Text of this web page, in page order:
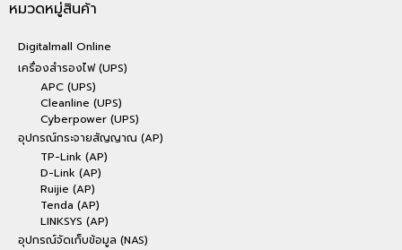
หมวดหมู่สินค้า
Digitalmall Online
เครื่องสำรองไฟ (UPS)
APC (UPS)
Cleanline (UPS)
Cyberpower (UPS)
อุปกรณ์กระจายสัญญาณ (AP)
TP-Link (AP)
D-Link (AP)
Ruijie (AP)
Tenda (AP)
LINKSYS (AP)
อุปกรณ์จัดเก็บข้อมูล (NAS)